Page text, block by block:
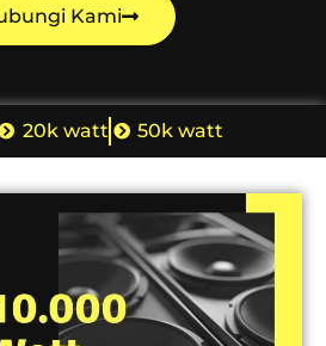
Kami
20k watt 50k watt